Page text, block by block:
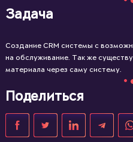
Задача
Создание CRM системы с
на обслуживание. Так же
материала через саму систему.
Поделиться